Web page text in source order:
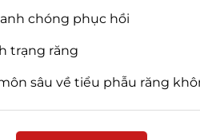
chóng phục hồi
trạng răng
sâu về tiểu phẫu răng